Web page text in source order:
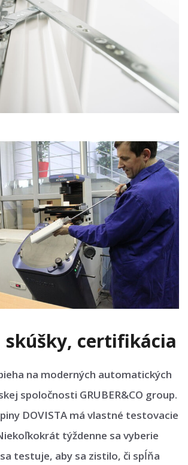
skúšky, certifikácia
na moderných automatických
spoločnosti GRUBER&CO group.
DOVISTA má vlastné testovacie
týždenne sa vyberie
testuje, aby sa zistilo, či spĺňa